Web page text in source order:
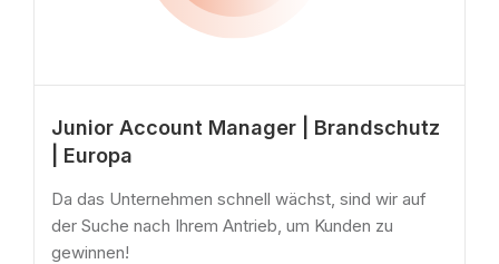
Junior Account Manager | Brandschutz
| Europa
Da das Unternehmen schnell wächst, sind wir auf
der Suche nach Ihrem Antrieb, um Kunden zu
gewinnen!